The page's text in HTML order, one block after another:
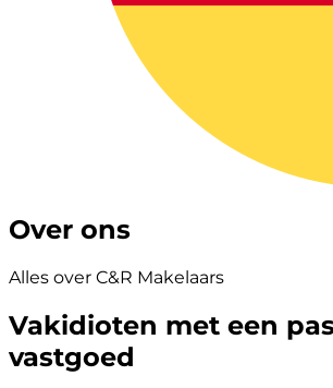
Over ons
Alles over C&R Makelaars
Vakidioten met een
vastgoed